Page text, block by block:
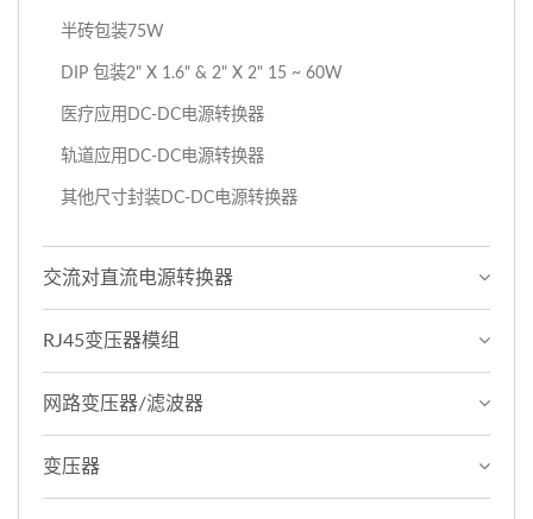
半砖包装75W
DIP 包装2" X 1.6" & 2" X 2" 15 ~ 60W
医疗应用DC-DC电源转换器
轨道应用DC-DC电源转换器
其他尺寸封装DC-DC电源转换器
交流对直流电源转换器
RJ45变压器模组
网路变压器/滤波器
变压器